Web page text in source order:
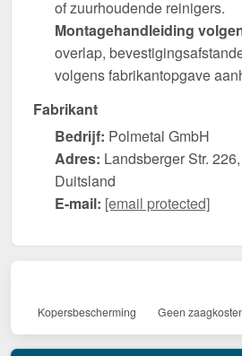
of zuurhoudende reinigers.
Montagehandleiding
overlap,
volgens fabrikantopgave
Fabrikant
Bedrijf: Polmetal GmbH
Adres: Landsberger Str.
Duitsland
E-mail: [email protected]
Kopersbescherming Geen